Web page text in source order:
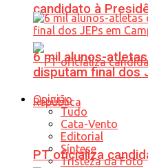
candidato à
PT oficializa
6 mil alunos-
disputam final dos
Opinião
Tudo
Cata-Vento
Editorial
Síntese
Tristeza da Foto